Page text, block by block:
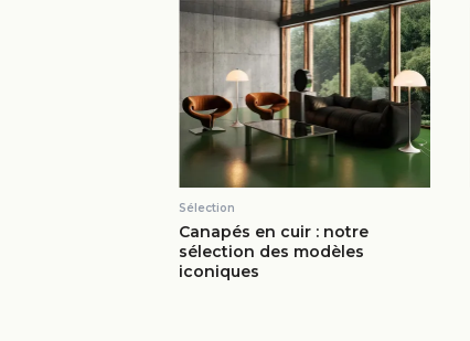
Sélection
Canapés en cuir : notre
sélection des modèles
iconiques